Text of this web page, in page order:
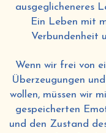
ausgeglicheneres
Ein Leben mit
Verbundenheit
Wenn wir frei von
Überzeugungen
wollen, müssen wir
gespeicherten
und den Zustand